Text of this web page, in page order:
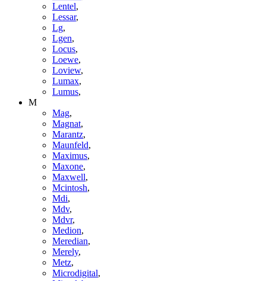
Lentel,
Lessar,
Lg,
Lgen,
Locus,
Loewe,
Loview,
Lumax,
Lumus,
M
Mag,
Magnat,
Marantz,
Maunfeld,
Maximus,
Maxone,
Maxwell,
Mcintosh,
Mdi,
Mdv,
Mdvr,
Medion,
Meredian,
Merely,
Metz,
Microdigital,